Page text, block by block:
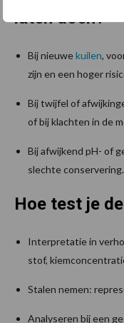
laten doen?
Bij nieuwekuilen,
zijn en een hoger
Bij twijfel of
of bij klachten in de
Bij afwijkend pH- of
slechte conservering.
Hoe test je
Interpretatie in
stof,
Stalen nemen:
Analyseren bij een